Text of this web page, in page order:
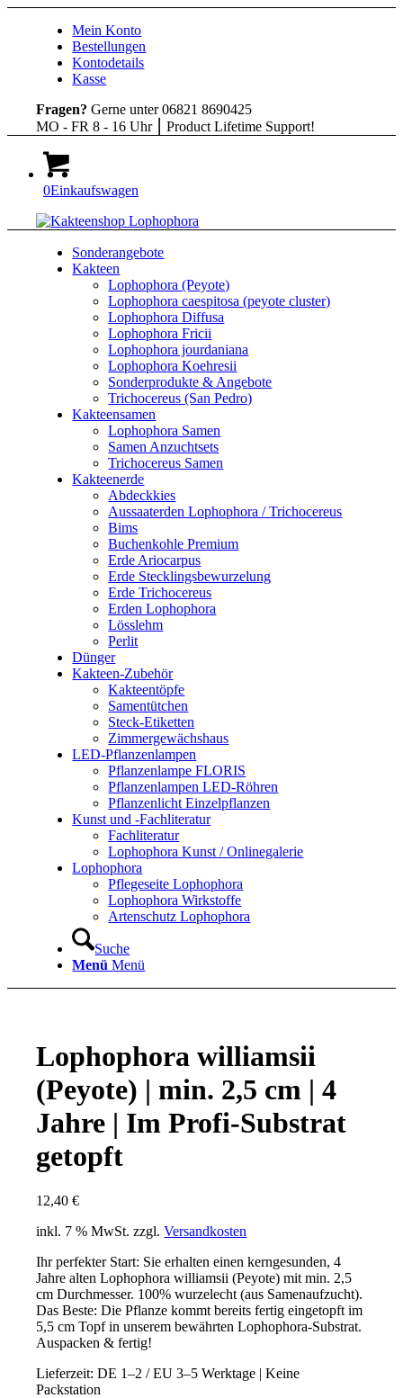
Mein Konto
Bestellungen
Kontodetails
Kasse
Fragen? Gerne unter 06821 8690425
MO - FR 8 - 16 Uhr ⎮ Product Lifetime Support!
0Einkaufswagen
Sonderangebote
Kakteen
Lophophora (Peyote)
Lophophora caespitosa (peyote cluster)
Lophophora Diffusa
Lophophora Fricii
Lophophora jourdaniana
Lophophora Koehresii
Sonderprodukte & Angebote
Trichocereus (San Pedro)
Kakteensamen
Lophophora Samen
Samen Anzuchtsets
Trichocereus Samen
Kakteenerde
Abdeckkies
Aussaaterden Lophophora / Trichocereus
Bims
Buchenkohle Premium
Erde Ariocarpus
Erde Stecklingsbewurzelung
Erde Trichocereus
Erden Lophophora
Lösslehm
Perlit
Dünger
Kakteen-Zubehör
Kakteentöpfe
Samentütchen
Steck-Etiketten
Zimmergewächshaus
LED-Pflanzenlampen
Pflanzenlampe FLORIS
Pflanzenlampen LED-Röhren
Pflanzenlicht Einzelpflanzen
Kunst und -Fachliteratur
Fachliteratur
Lophophora Kunst / Onlinegalerie
Lophophora
Pflegeseite Lophophora
Lophophora Wirkstoffe
Artenschutz Lophophora
Suche
Menü Menü
Lophophora williamsii
(Peyote) | min. 2,5 cm | 4
Jahre | Im Profi-Substrat
getopft
12,40€
inkl. 7 % MwSt. zzgl.Versandkosten
Ihr perfekter Start: Sie erhalten einen kerngesunden, 4
Jahre alten Lophophora williamsii (Peyote) mit min. 2,5
cm Durchmesser. 100% wurzelecht (aus Samenaufzucht).
Das Beste: Die Pflanze kommt bereits fertig eingetopft im
5,5 cm Topf in unserem bewährten Lophophora-Substrat.
Auspacken & fertig!
Lieferzeit:DE 1–2 / EU 3–5 Werktage | Keine
Packstation